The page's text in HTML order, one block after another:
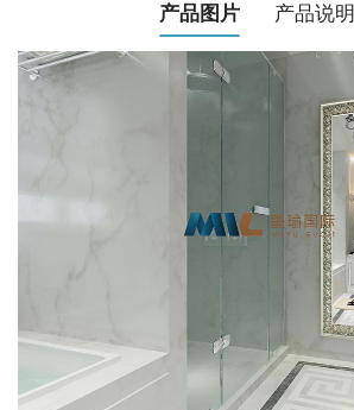
产品图片 产品说明